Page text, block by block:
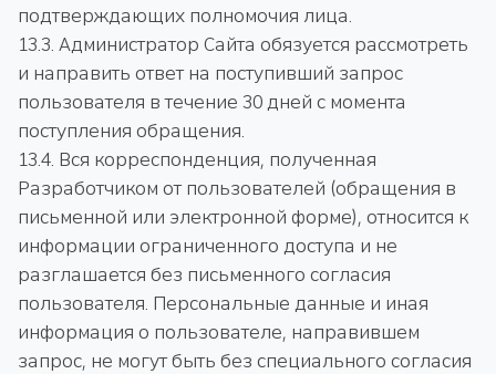
подтверждающих полномочия лица.
13.3. Администратор Сайта обязуется рассмотреть
и направить ответ на поступивший запрос
пользователя в течение 30 дней с момента
поступления обращения.
13.4. Вся корреспонденция, полученная
Разработчиком от пользователей (обращения в
письменной или электронной форме), относится к
информации ограниченного доступа и не
разглашается без письменного согласия
пользователя. Персональные данные и иная
информация о пользователе, направившем
запрос, не могут быть без специального согласия